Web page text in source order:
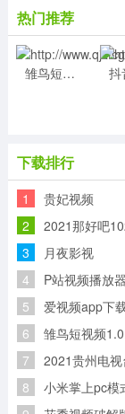
热门推荐
雏鸟短视频1.0.8破解版
下载排行
1 贵妃视频
2 2021那好吧
3 月夜影视
4 P站视频播放器
5 爱视频app下
6 雏鸟短视频
7 2021贵州电
8 小米掌上pc模